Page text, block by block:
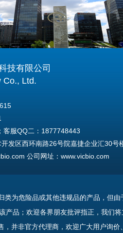
技有限公司
Co., Ltd.
客服QQ二：1877748443
发区西环南路26号院嘉捷企业汇30号
公司网址：www.vicbio.com
类为危险品或其他违规品的产品，但
产品；欢迎各界朋友批评指正，我们
，并非官方代理商，欢迎广大用户询